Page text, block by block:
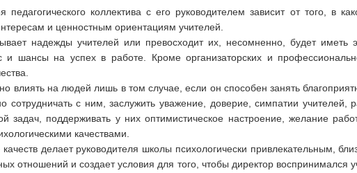
педагогического коллектива с его руководителем зависит от того, в
и ценностным ориентациям учителей.
надежды учителей или превосходит их, несомненно, будет иметь
и шансы на успех в работе. Кроме организаторских и
влиять на людей лишь в том случае, если он способен занять
сотрудничать с ним, заслужить уважение, доверие, симпатии учителей,
задач, поддерживать у них оптимистическое настроение, желание
качествами.
качеств делает руководителя школы психологически привлекательным,
отношений и создает условия для того, чтобы директор воспринимался